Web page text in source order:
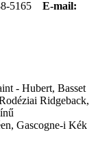
5165
E-mail:
- Hubert, Basset
Ridgeback,
Gascogne-i Kék